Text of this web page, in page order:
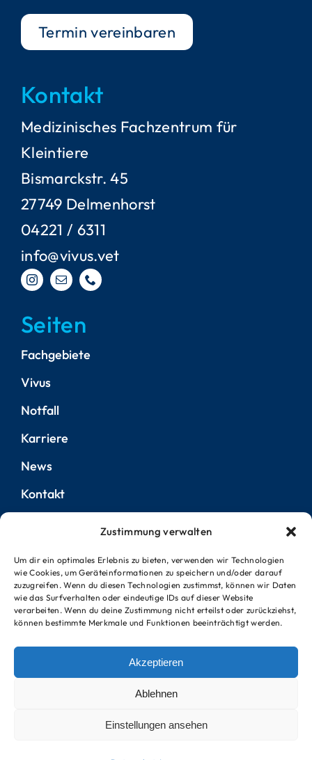
Zustimmung verwalten
Um dir ein optimales Erlebnis zu bieten, verwenden wir Technologien
wie Cookies, um Geräteinformationen zu speichern und/oder darauf
zuzugreifen. Wenn du diesen Technologien zustimmst, können wir Daten
wie das Surfverhalten oder eindeutige IDs auf dieser Website
verarbeiten. Wenn du deine Zustimmung nicht erteilst oder zurückziehst,
können bestimmte Merkmale und Funktionen beeinträchtigt werden.
Akzeptieren
Ablehnen
Einstellungen ansehen
Termin vereinbaren
Kontakt
Medizinisches Fachzentrum für
Kleintiere
Bismarckstr. 45
27749 Delmenhorst
04221 / 6311
info@vivus.vet
Seiten
Fachgebiete
Vivus
Notfall
Karriere
News
Kontakt
Rechtliches
Impressum
Datenschutz
Infos
Lexikon